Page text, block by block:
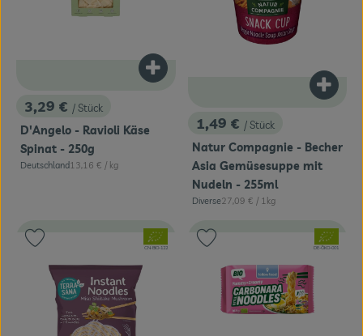
, Preis:
3,29 € / Stück
D'Angelo - Ravioli Käse
Spinat - 250g
, Herkunft:
Deutschland, Referenzpreis:
13,16 € / kg
Produkt zum Warenkorb hinzufügen
, Preis:
1,49 € / Stück
Natur Compagnie - Becher
Asia Gemüsesuppe mit
Nudeln - 255ml
, Herkunft:
Diverse, Referenzpreis:
27,09 € / 1kg
, Verband:
, Kontrollstelle:
CN-BIO-122
Produkt zu Favouriten hinzufügen
, Verband:
, Kontrollstelle:
DE-ÖKO-001
Produkt zu Favouriten hinzufügen